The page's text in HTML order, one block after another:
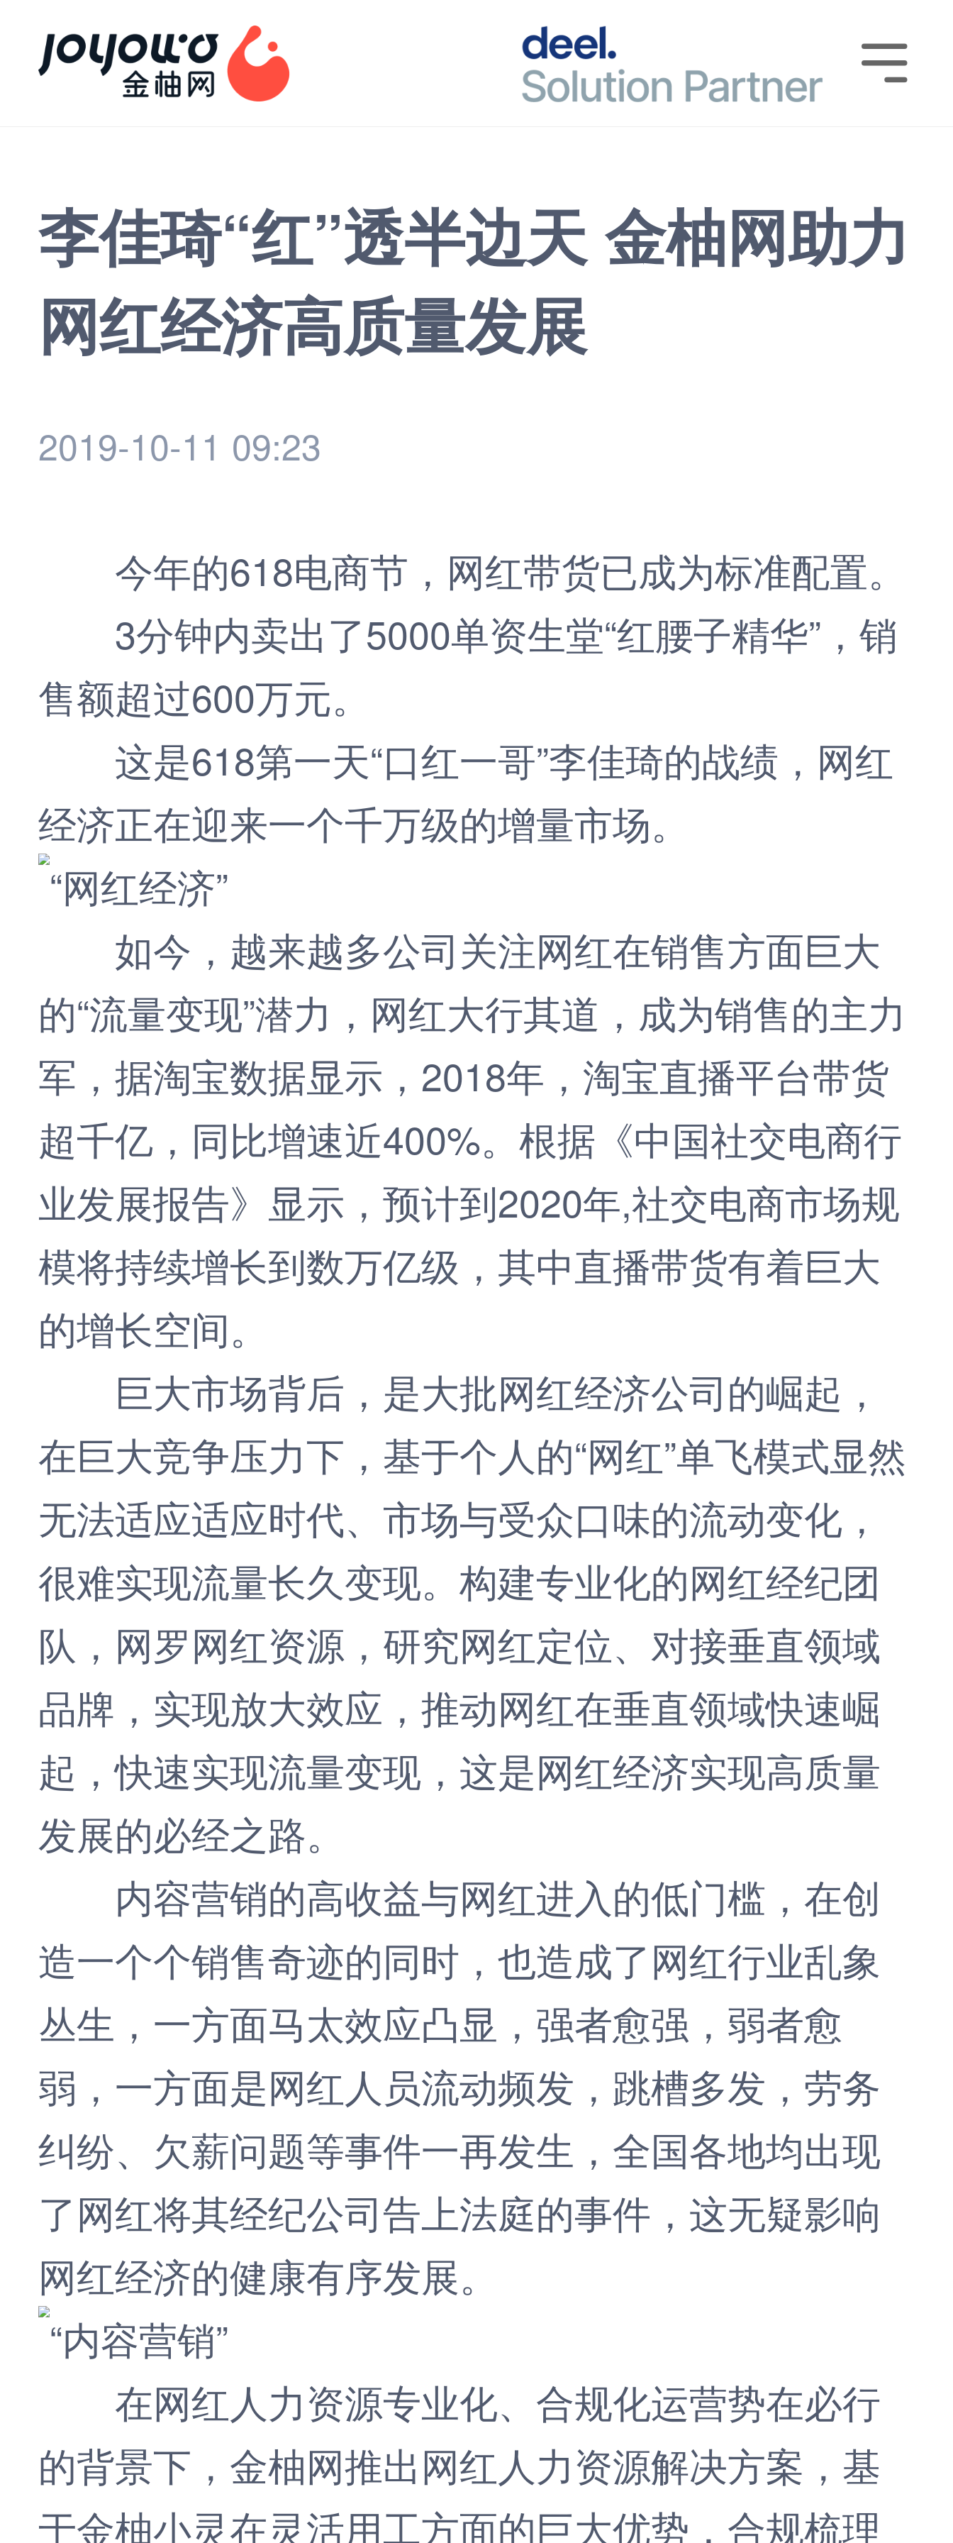

李佳琦“红”透半边天 金柚网助力
网红经济高质量发展
2019-10-11 09:23
今年的618电商节，网红带货已成为标准配置。
3分钟内卖出了5000单资生堂“红腰子精华”，销
售额超过600万元。
这是618第一天“口红一哥”李佳琦的战绩，网红
经济正在迎来一个千万级的增量市场。
如今，越来越多公司关注网红在销售方面巨大
的“流量变现”潜力，网红大行其道，成为销售的主力
军，据淘宝数据显示，2018年，淘宝直播平台带货
超千亿，同比增速近400%。根据《中国社交电商行
业发展报告》显示，预计到2020年,社交电商市场规
模将持续增长到数万亿级，其中直播带货有着巨大
的增长空间。
巨大市场背后，是大批网红经济公司的崛起，
在巨大竞争压力下，基于个人的“网红”单飞模式显然
无法适应适应时代、市场与受众口味的流动变化，
很难实现流量长久变现。构建专业化的网红经纪团
队，网罗网红资源，研究网红定位、对接垂直领域
品牌，实现放大效应，推动网红在垂直领域快速崛
起，快速实现流量变现，这是网红经济实现高质量
发展的必经之路。
内容营销的高收益与网红进入的低门槛，在创
造一个个销售奇迹的同时，也造成了网红行业乱象
丛生，一方面马太效应凸显，强者愈强，弱者愈
弱，一方面是网红人员流动频发，跳槽多发，劳务
纠纷、欠薪问题等事件一再发生，全国各地均出现
了网红将其经纪公司告上法庭的事件，这无疑影响
网红经济的健康有序发展。
在网红人力资源专业化、合规化运营势在必行
的背景下，金柚网推出网红人力资源解决方案，基
于金柚小灵在灵活用工方面的巨大优势，合规梳理